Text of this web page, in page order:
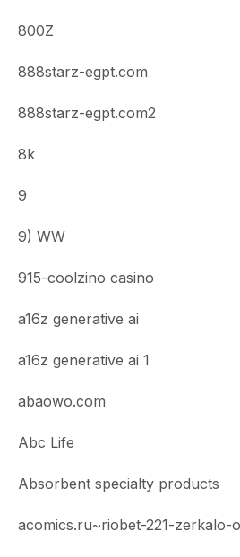
800Z
888starz-egpt.com
888starz-egpt.com2
8k
9
9) WW
915-coolzino casino
a16z generative ai
a16z generative ai 1
abaowo.com
Abc Life
Absorbent specialty products
acomics.ru~riobet-221-zerkalo-